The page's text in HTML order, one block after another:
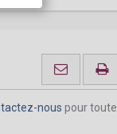
nous pour toute